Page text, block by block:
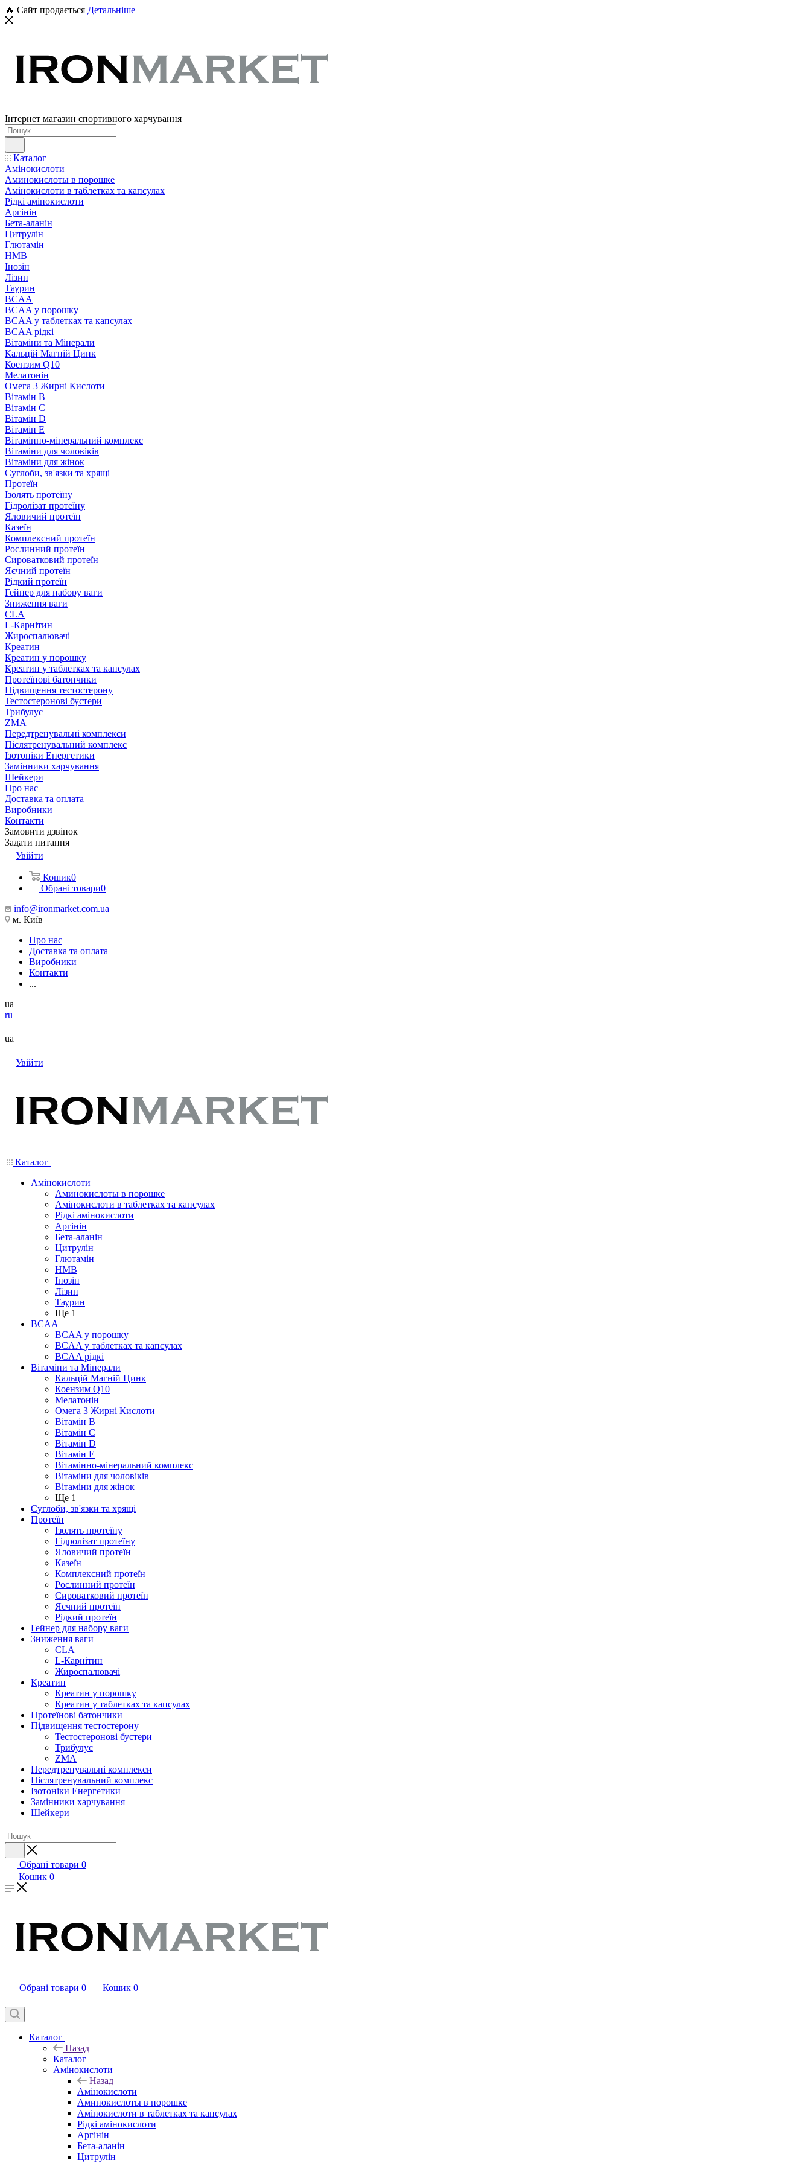
🔥 Сайт продається Детальніше
Інтернет магазин спортивного харчування
Каталог
Амінокислоти
Аминокислоты в порошке
Амінокислоти в таблетках та капсулах
Рідкі амінокислоти
Аргінін
Бета-аланін
Цитрулін
Глютамін
HMB
Інозін
Лізин
Таурин
BCAA
BCAA у порошку
BCAA у таблетках та капсулах
BCAA рідкі
Вітаміни та Мінерали
Кальцій Магній Цинк
Коензим Q10
Мелатонін
Омега 3 Жирні Кислоти
Вітамін B
Вітамін C
Вітамін D
Вітамін E
Вітамінно-мінеральний комплекс
Вітаміни для чоловіків
Вітаміни для жінок
Суглоби, зв'язки та хрящі
Протеїн
Ізолять протеїну
Гідролізат протеїну
Яловичий протеїн
Казеїн
Комплексний протеїн
Рослинний протеїн
Сироватковий протеїн
Яєчний протеїн
Рідкий протеїн
Гейнер для набору ваги
Зниження ваги
CLA
L-Карнітин
Жироспалювачі
Креатин
Креатин у порошку
Креатин у таблетках та капсулах
Протеїнові батончики
Підвищення тестостерону
Тестостеронові бустери
Трибулус
ZMA
Передтренувальні комплекси
Післятренувальний комплекс
Ізотоніки Енергетики
Замінники харчування
Шейкери
Про нас
Доставка та оплата
Виробники
Контакти
Замовити дзвінок
Задати питання
Увійти
Кошик0
Обрані товари0
info@ironmarket.com.ua
м. Київ
Про нас
Доставка та оплата
Виробники
Контакти
...
ua
ru
ua
Увійти
Каталог
Амінокислоти
Аминокислоты в порошке
Амінокислоти в таблетках та капсулах
Рідкі амінокислоти
Аргінін
Бета-аланін
Цитрулін
Глютамін
HMB
Інозін
Лізин
Таурин
Ще 1
BCAA
BCAA у порошку
BCAA у таблетках та капсулах
BCAA рідкі
Вітаміни та Мінерали
Кальцій Магній Цинк
Коензим Q10
Мелатонін
Омега 3 Жирні Кислоти
Вітамін B
Вітамін C
Вітамін D
Вітамін E
Вітамінно-мінеральний комплекс
Вітаміни для чоловіків
Вітаміни для жінок
Ще 1
Суглоби, зв'язки та хрящі
Протеїн
Ізолять протеїну
Гідролізат протеїну
Яловичий протеїн
Казеїн
Комплексний протеїн
Рослинний протеїн
Сироватковий протеїн
Яєчний протеїн
Рідкий протеїн
Гейнер для набору ваги
Зниження ваги
CLA
L-Карнітин
Жироспалювачі
Креатин
Креатин у порошку
Креатин у таблетках та капсулах
Протеїнові батончики
Підвищення тестостерону
Тестостеронові бустери
Трибулус
ZMA
Передтренувальні комплекси
Післятренувальний комплекс
Ізотоніки Енергетики
Замінники харчування
Шейкери
Обрані товари 0
Кошик 0
Обрані товари 0 Кошик 0
Каталог
Назад
Каталог
Амінокислоти
Назад
Амінокислоти
Аминокислоты в порошке
Амінокислоти в таблетках та капсулах
Рідкі амінокислоти
Аргінін
Бета-аланін
Цитрулін